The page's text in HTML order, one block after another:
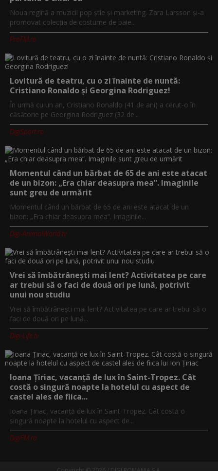
Noua regină a muzicii pop știe și marketing. Zara Larsson și-a
promovat colecția de costume de baie...
ProFM.ro
Lovitură de teatru, cu o zi înainte de nuntă:
Cristiano Ronaldo și Georgina Rodriguez!
În urmă cu un an, Cristiano Ronaldo (41 de ani) a cerut-o în
căsătorie pe Georgina Rodriguez (32 de...
DigiSport.ro
Momentul când un bărbat de 65 de ani este atacat
de un bizon: „Era chiar deasupra mea”. Imaginile
sunt greu de urmărit
Momentul când un bărbat de 65 de ani este atacat de un
bizon: „Era chiar deasupra mea”. Imaginile...
Digi-AnimalWorld.tv
Vrei să îmbătrânești mai lent? Activitatea pe care
ar trebui să o faci de două ori pe lună, potrivit
unui nou studiu
Vrei să îmbătrânești mai lent? Activitatea pe care ar trebui să o
faci de două ori pe lună...
Digi-Life.tv
Ioana Țiriac, vacanță de lux în Saint-Tropez. Cât
costă o singură noapte la hotelul cu aspect de
castel ales de fiica...
Ioana Țiriac, vacanță de lux în Saint-Tropez. Cât costă o
singură noapte la hotelul cu aspect de...
DigiFM.ro